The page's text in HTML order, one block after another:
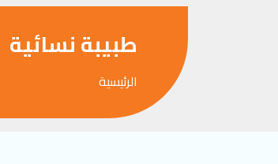
طبيبة نسائية
الرئيسية